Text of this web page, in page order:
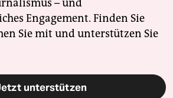
– und
Engagement. Finden Sie
Sie mit und unterstützen Sie
unterstützen